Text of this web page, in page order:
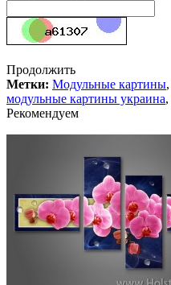
Продолжить
Метки: Модульные картины,
модульные картины украина,
Рекомендуем